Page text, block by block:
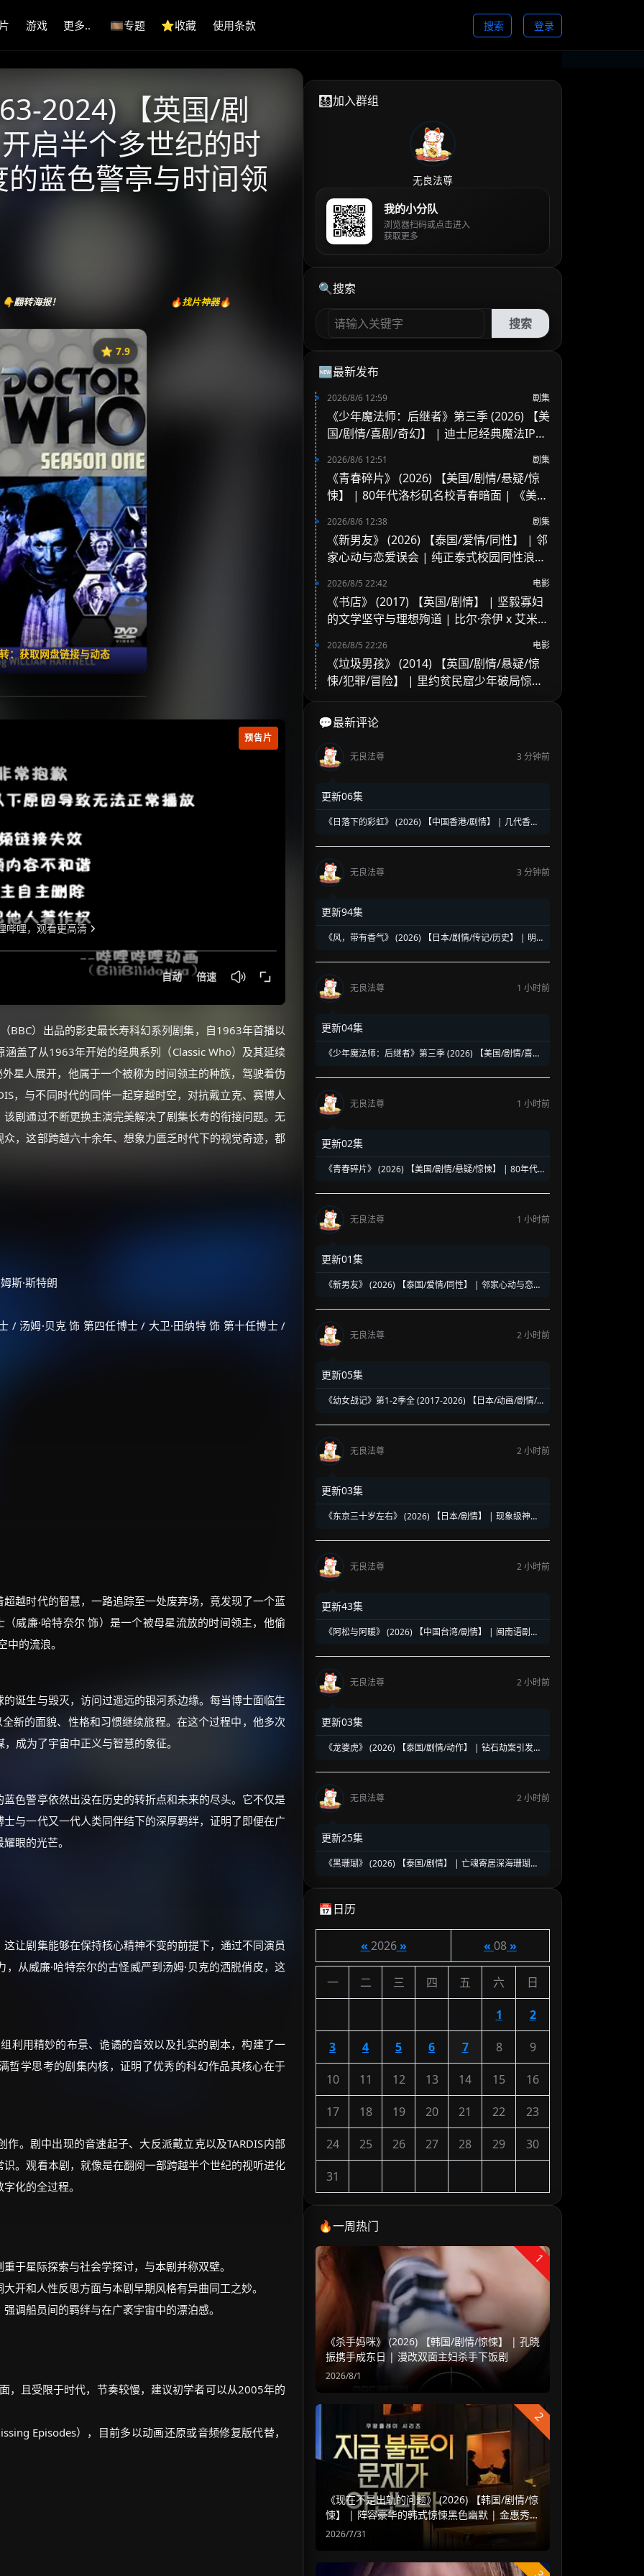
游戏 更多.. 🎞️专题 ⭐️收藏 使用条款 搜索 登录
2024) 【英国/剧
启半个多世纪的时
蓝色警亭与时间领
👇翻转海报！ 🔥找片神器🔥
⭐️ 7.9
：获取网盘链接与动态
《神秘博士》
：7.9 | 🎬 1963年
✅ 已完结
夸克网盘
失效请反馈
预告片
BBC）出品的影史最长寿科幻系列剧集，自1963年首播以
盖了从1963年开始的经典系列（Classic Who）及其延续
星人展开，他属于一个被称为时间领主的种族，驾驶着伪
，与不同时代的同伴一起穿越时空，对抗戴立克、赛博人
剧通过不断更换主演完美解决了剧集长寿的衔接问题。无
，这部跨越六十余年、想象力匮乏时代下的视觉奇迹，都
斯·斯特朗
/ 汤姆·贝克 饰 第四任博士 / 大卫·田纳特 饰 第十任博士 /
越时代的智慧，一路追踪至一处废弃场，竟发现了一个蓝
威廉·哈特奈尔 饰）是一个被母星流放的时间领主，他偷
的流浪。
诞生与毁灭，访问过遥远的银河系边缘。每当博士面临生
新的面貌、性格和习惯继续旅程。在这个过程中，他多次
成为了宇宙中正义与智慧的象征。
色警亭依然出没在历史的转折点和未来的尽头。它不仅是
与一代又一代人类同伴结下的深厚羁绊，证明了即便在广
眼的光芒。
让剧集能够在保持核心精神不变的前提下，通过不同演员
从威廉·哈特奈尔的古怪威严到汤姆·贝克的洒脱俏皮，这
利用精妙的布景、诡谲的音效以及扎实的剧本，构建了一
哲学思考的剧集内核，证明了优秀的科幻作品其核心在于
。剧中出现的音速起子、大反派戴立克以及TARDIS内部
。观看本剧，就像是在翻阅一部跨越半个世纪的视听进化
化的全过程。
于星际探索与社会学探讨，与本剧并称双壁。
开和人性反思方面与本剧早期风格有异曲同工之妙。
调船员间的羁绊与在广袤宇宙中的漂泊感。
且受限于时代，节奏较慢，建议初学者可以从2005年的
Episodes），目前多以动画还原或音频修复版代替，
👨‍👩‍👧‍👦加入群组
无良法尊
我的小分队
浏览器扫码或点击进入
获取更多
🔍搜索
搜索
🆕最新发布
2026/8/6 12:59 剧集
《少年魔法师：后继者》第三季 (2026) 【美
国/剧情/喜剧/奇幻】 | 迪士尼经典魔法IP终
2026/8/6 12:51 剧集
《青春碎片》 (2026) 【美国/剧情/悬疑/惊
悚】 | 80年代洛杉矶名校青春暗面 | 《美国
2026/8/6 12:38 剧集
《新男友》 (2026) 【泰国/爱情/同性】 | 邻
家心动与恋爱误会 | 纯正泰式校园同性浪漫
2026/8/5 22:42 电影
《书店》 (2017) 【英国/剧情】 | 坚毅寡妇
的文学坚守与理想殉道 | 比尔·奈伊 x 艾米莉
2026/8/5 22:26 电影
《垃圾男孩》 (2014) 【英国/剧情/悬疑/惊
悚/犯罪/冒险】 | 里约贫民窟少年破局惊天
险
💬最新评论
无良法尊 3 分钟前
更新06集
《日落下的彩虹》 (2026) 【中国香港/剧情】 | 几代香港
无良法尊 3 分钟前
更新94集
《风，带有香气》 (2026) 【日本/剧情/传记/历史】 | 明
醒之路
无良法尊
1 小时前
更新04集
《少年魔法师：后继者》第三季 (2026) 【美国/剧情/喜剧/
拯救家族
无良法尊
1 小时前
更新02集
《青春碎片》 (2026) 【美国/剧情/悬疑/惊悚】 | 80年代
无良法尊 1 小时前
更新01集
《新男友》 (2026) 【泰国/爱情/同性】 | 邻家心动与恋爱
无良法尊 2 小时前
更新05集
《幼女战记》第1-2季全 (2017-2026) 【日本/动画/剧情/
异世界神作
无良法尊
2 小时前
更新03集
《东京三十岁左右》 (2026) 【日本/剧情】 | 现象级神剧
无良法尊 2 小时前
更新43集
《阿松与阿暖》 (2026) 【中国台湾/剧情】 | 闽南语剧视
无良法尊 2 小时前
更新03集
《龙婆虎》 (2026) 【泰国/剧情/动作】 | 钻石劫案引发的
无良法尊 2 小时前
更新25集
《黑珊瑚》 (2026) 【泰国/剧情】 | 亡魂寄居深海珊瑚的
📅日历
« 2026» « 08»
一 二 三 四 五 六 日
1 2
3 4 5 6 7 8 9
10 11 12 13 14 15 16
17 18 19 20 21 22 23
24 25 26 27 28 29 30
31
🔥一周热门
1
《杀手妈咪》 (2026) 【韩国/剧情/惊悚】 | 孔晓
振携手成东日 | 漫改双面主妇杀手下饭剧
2026/8/1
2
《现在不是出轨的问题》 (2026) 【韩国/剧情/惊
悚】 | 阵容豪华的韩式惊悚黑色幽默 | 金惠秀 x
赵汝贞强强联手
2026/7/31
⚡ 前往【大淘客】领红包